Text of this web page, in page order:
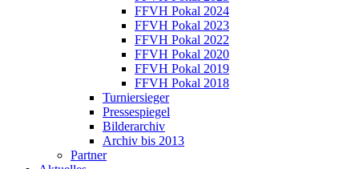
FFVH Pokal 2024
FFVH Pokal 2023
FFVH Pokal 2022
FFVH Pokal 2020
FFVH Pokal 2019
FFVH Pokal 2018
Turniersieger
Pressespiegel
Bilderarchiv
Archiv bis 2013
Partner